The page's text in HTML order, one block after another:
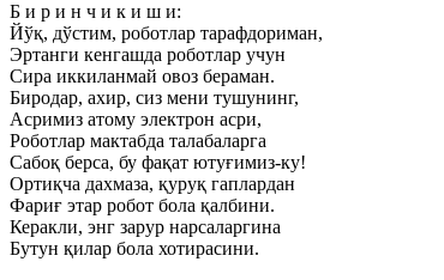
Б и р и н ч и к и ш и:
Йўқ, дўстим, роботлар тарафдориман,
Эртанги кенгашда роботлар учун
Сира иккиланмай овоз бераман.
Биродар, ахир, сиз мени тушунинг,
Асримиз атому электрон асри,
Роботлар мактабда талабаларга
Сабоқ берса, бу фақат ютуғимиз-ку!
Ортиқча дахмаза, қуруқ гаплардан
Фариғ этар робот бола қалбини.
Керакли, энг зарур нарсаларгина
Бутун қилар бола хотирасини.